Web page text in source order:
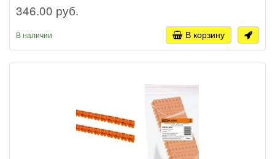
346.00 руб.
В наличии В корзину